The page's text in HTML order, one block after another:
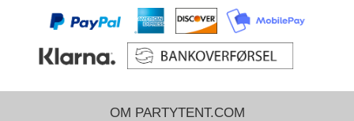
OM PARTYTENT.COM